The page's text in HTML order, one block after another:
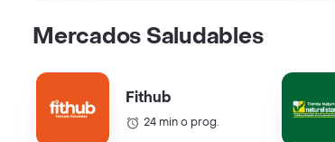
Mercados Saludables
Fithub
24 min o prog.